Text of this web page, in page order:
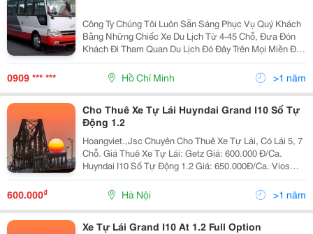
Công Ty Chúng Tôi Luôn Sẵn Sáng Phục Vụ Quý Khách
Bằng Những Chiếc Xe Du Lịch Từ 4-45 Chỗ, Đưa Đón
Khách Đi Tham Quan Du Lịch Đó Đây Trên Mọi Miền Đất
Nước Việt Nam , Quý Khách Có Nhu Cầu Thuê Xe Hãy
Đến Với Công Ty Chúng Tôi Chúng Tôi Sẽ Làm Hài Lòn
0909 *** *** Hồ Chí Minh >1 năm
Cho Thuê Xe Tự Lái Huyndai Grand I10 Số Tự
Động 1.2
Hoangviet.,Jsc Chuyên Cho Thuê Xe Tự Lái, Có Lái 5, 7
Chỗ. Giá Thuê Xe Tự Lái: Getz Giá: 600.000 Đ/Ca.
Huyndai I10 Số Tự Động 1.2 Giá: 650.000Đ/Ca. Vios
Limo 2010 Giá: 650.000 Đ/Ca. Vios E 2010 Giá: 800.000
Đ/Ca. Innova G 2008
600.000₫ Hà Nội >1 năm
Xe Tự Lái Grand I10 At 1.2 Full Option